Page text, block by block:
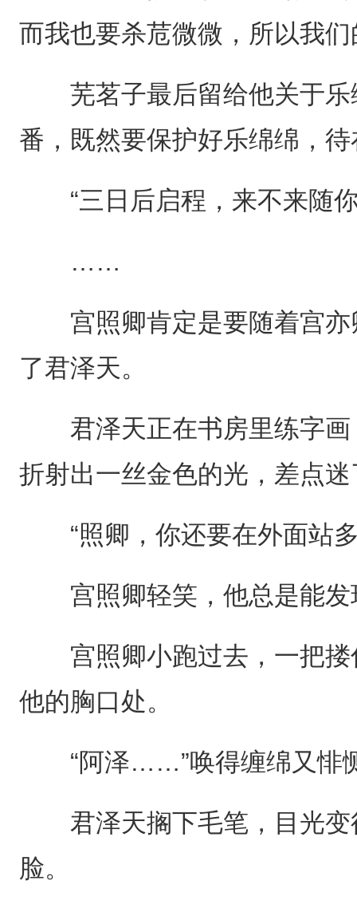
而我也要杀苊微微，所以我
芜茗子最后留给他关于乐
番，既然要保护好乐绵绵，
“三日后启程，来不来随你
……
宫照卿肯定是要随着宫亦
了君泽天。
君泽天正在书房里练字画
折射出一丝金色的光，差点
“照卿，你还要在外面站多
宫照卿轻笑，他总是能发
宫照卿小跑过去，一把搂
他的胸口处。
“阿泽……”唤得缠绵又悱
君泽天搁下毛笔，目光变
脸。